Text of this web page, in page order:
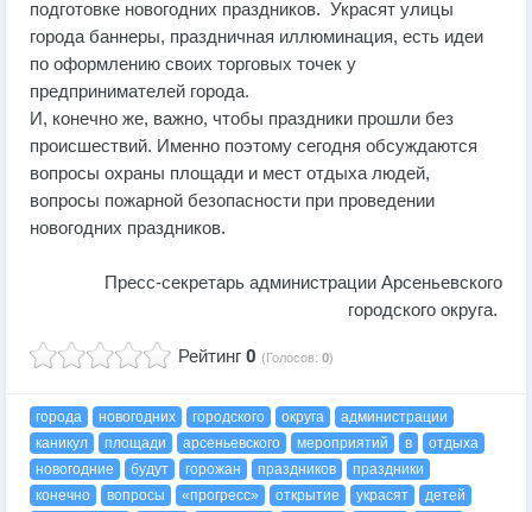
подготовке новогодних праздников. Украсят улицы
города баннеры, праздничная иллюминация, есть идеи
по оформлению своих торговых точек у
предпринимателей города.
И, конечно же, важно, чтобы праздники прошли без
происшествий. Именно поэтому сегодня обсуждаются
вопросы охраны площади и мест отдыха людей,
вопросы пожарной безопасности при проведении
новогодних праздников.
Пресс-секретарь администрации Арсеньевского
городского округа.
Рейтинг 0 (Голосов: 0)
города новогодних городского округа
администрации
каникул
площади арсеньевского мероприятий в
отдыха
новогодние
будут горожан праздников
праздники
конечно
вопросы «прогресс» открытие украсят
детей